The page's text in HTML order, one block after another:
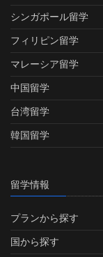
シンガポール留学
フィリピン留学
マレーシア留学
中国留学
台湾留学
韓国留学
留学情報
プランから探す
国から探す